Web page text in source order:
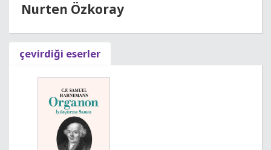
Nurten Özkoray
çevirdiği eserler